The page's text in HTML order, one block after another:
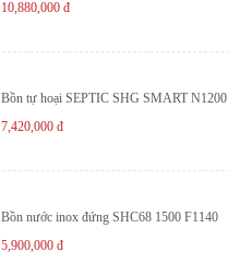
10,880,000đ
Bồn tự hoại SEPTIC SHG SMART N1200
7,420,000đ
Bồn nước inox đứng SHC68 1500 F1140
5,900,000đ